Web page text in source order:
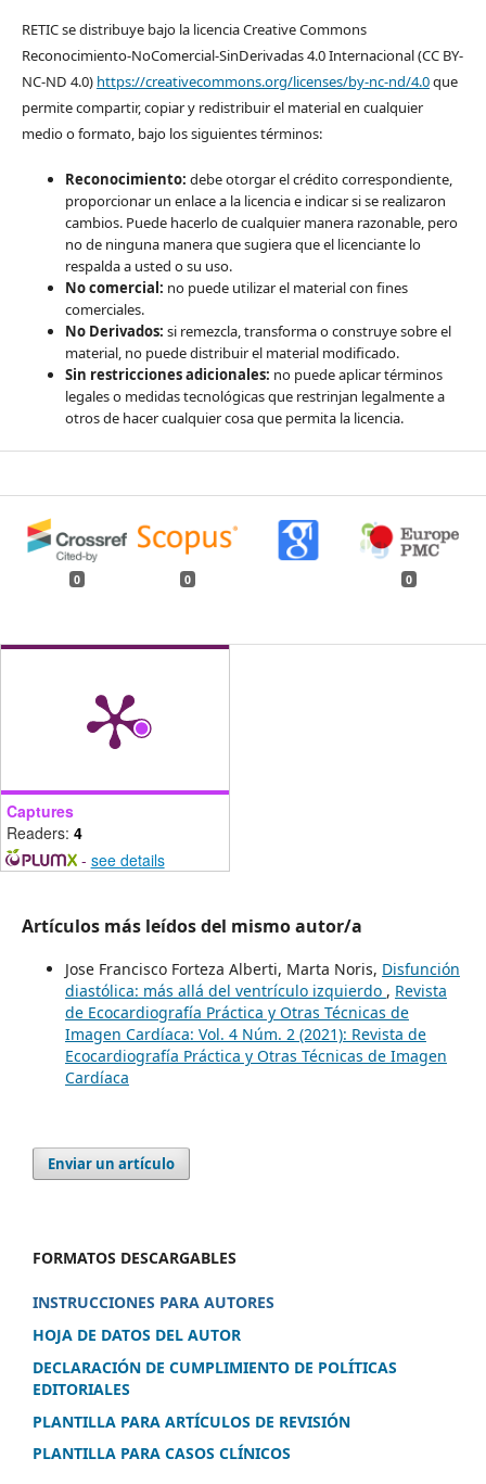
RETIC se distribuye bajo la licencia Creative Commons
Reconocimiento-NoComercial-SinDerivadas 4.0 Internacional (CC BY-
NC-ND 4.0) https://creativecommons.org/licenses/by-nc-nd/4.0que
permite compartir, copiar y redistribuir el material en cualquier
medio o formato, bajo los siguientes términos:
Reconocimiento: debe otorgar el crédito correspondiente,
proporcionar un enlace a la licencia e indicar si se realizaron
cambios. Puede hacerlo de cualquier manera razonable, pero
no de ninguna manera que sugiera que el licenciante lo
respalda a usted o su uso.
No comercial: no puede utilizar el material con fines
comerciales.
No Derivados: si remezcla, transforma o construye sobre el
material, no puede distribuir el material modificado.
Sin restricciones adicionales: no puede aplicar términos
legales o medidas tecnológicas que restrinjan legalmente a
otros de hacer cualquier cosa que permita la licencia.
0 0 0
Captures
Readers: 4
- see details
Artículos más leídos del mismo autor/a
Jose Francisco Forteza Alberti, Marta Noris, Disfunción
diastólica: más allá del ventrículo izquierdo , Revista
de Ecocardiografía Práctica y Otras Técnicas de
Imagen Cardíaca: Vol. 4 Núm. 2 (2021): Revista de
Ecocardiografía Práctica y Otras Técnicas de Imagen
Cardíaca
Enviar un artículo
FORMATOS DESCARGABLES
INSTRUCCIONES PARA AUTORES
HOJA DE DATOS DEL AUTOR
DECLARACIÓN DE CUMPLIMIENTO DE POLÍTICAS
EDITORIALES
PLANTILLA PARA ARTÍCULOS DE REVISIÓN
PLANTILLA PARA CASOS CLÍNICOS